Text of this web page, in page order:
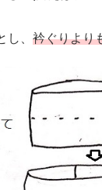
、 衿ぐりより